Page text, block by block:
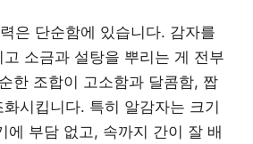
은 단순함에 있습니다. 감자를
소금과 설탕을 뿌리는 게 전부
한 조합이 고소함과 달콤함, 짭
시킵니다. 특히 알감자는 크기
에 부담 없고, 속까지 간이 잘 배